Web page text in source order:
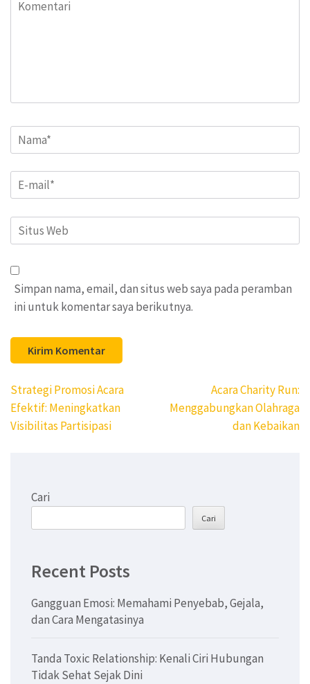
Name*
Email*
Situs
Web
Simpan nama, email, dan situs web saya pada peramban
ini untuk komentar saya berikutnya.
Navigasi
pos
Strategi Promosi Acara
Efektif: Meningkatkan
Visibilitas Partisipasi
Acara Charity Run:
Menggabungkan Olahraga
dan Kebaikan
Cari
Cari
Recent Posts
Gangguan Emosi: Memahami Penyebab, Gejala,
dan Cara Mengatasinya
Tanda Toxic Relationship: Kenali Ciri Hubungan
Tidak Sehat Sejak Dini